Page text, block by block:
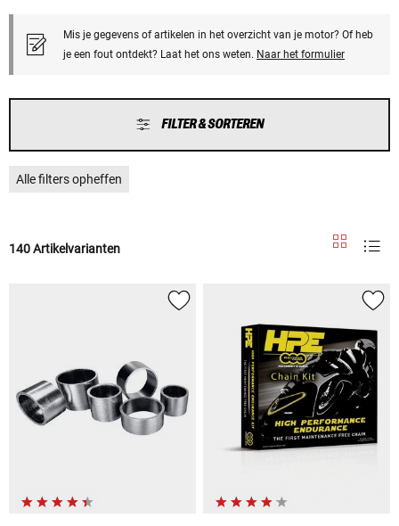
Mis je gegevens of artikelen in het overzicht van je motor? Of heb
je een fout ontdekt? Laat het ons weten. Naar het formulier
FILTER & SORTEREN
Alle filters opheffen
140 Artikelvarianten